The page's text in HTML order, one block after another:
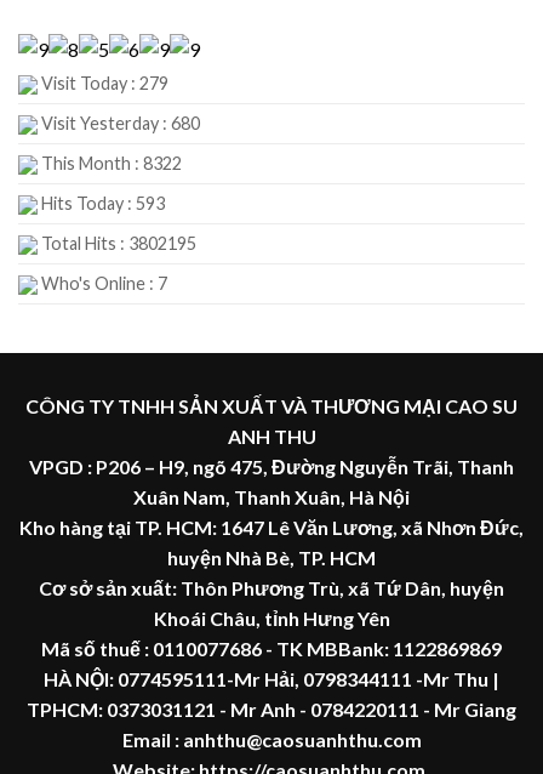
Visit Today : 279
Visit Yesterday : 680
This Month : 8322
Hits Today : 593
Total Hits : 3802195
Who's Online : 7
CÔNG TY TNHH SẢN XUẤT VÀ THƯƠNG MẠI CAO SU
ANH THU
VPGD : P206 – H9, ngõ 475, Đường Nguyễn Trãi, Thanh
Xuân Nam, Thanh Xuân, Hà Nội
Kho hàng tại TP. HCM: 1647 Lê Văn Lương, xã Nhơn Đức,
huyện Nhà Bè, TP. HCM
Cơ sở sản xuất: Thôn Phương Trù, xã Tứ Dân, huyện
Khoái Châu, tỉnh Hưng Yên
Mã số thuế : 0110077686 - TK MBBank: 1122869869
HÀ NỘI: 0774595111-Mr Hải, 0798344111 -Mr Thu |
TPHCM: 0373031121 - Mr Anh - 0784220111 - Mr Giang
Email : anhthu@caosuanhthu.com